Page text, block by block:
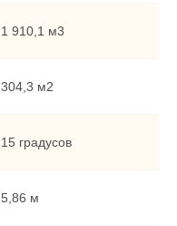
1 910,1 м3
304,3 м2
15 градусов
5,86 м